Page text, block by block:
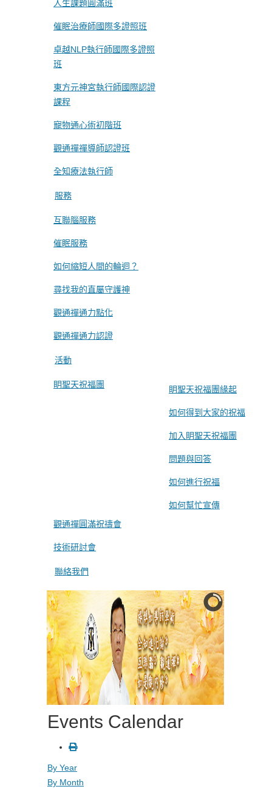
人生課題圓滿班
催眠治療師國際多證照班
卓越NLP執行師國際多證照
班
東方元神宮執行師國際認證
課程
寵物通心術初階班
觀通禪禪導師認證班
全知療法執行師
服務
互聯腦服務
催眠服務
如何縮短人間的輪迴？
尋找我的直屬守護神
觀通禪通力點化
觀通禪通力認證
活動
眀聖天祝福團 眀聖天祝福團緣起
如何得到大家的祝福
加入眀聖天祝福團
問題與回答
如何進行祝福
如何幫忙宣傳
觀通禪圓滿祝禱會
技術研討會
聯絡我們
Events Calendar
By Year
By Month